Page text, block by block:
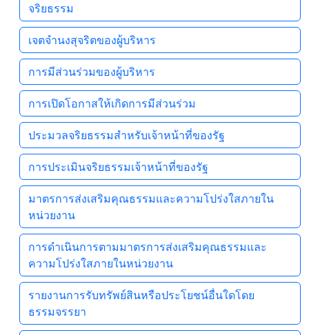
จริยธรรม
เจตจํานงสุจริตของผู้บริหาร
การมีส่วนร่วมของผู้บริหาร
การเปิดโอกาสให้เกิดการมีส่วนร่วม
ประมวลจริยธรรมสำหรับเจ้าหน้าที่ของรัฐ
การประเมินจริยธรรมเจ้าหน้าที่ของรัฐ
มาตรการส่งเสริมคุณธรรมและความโปร่งใสภายใน
หน่วยงาน
การดำเนินการตามมาตรการส่งเสริมคุณธรรมและ
ความโปร่งใสภายในหน่วยงาน
รายงานการรับทรัพย์สินหรือประโยชน์อื่นใดโดย
ธรรมจรรยา